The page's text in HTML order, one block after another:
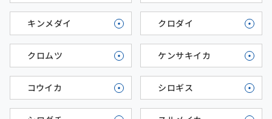
キンメダイ クロダイ
クロムツ ケンサキイカ
コウイカ シロギス